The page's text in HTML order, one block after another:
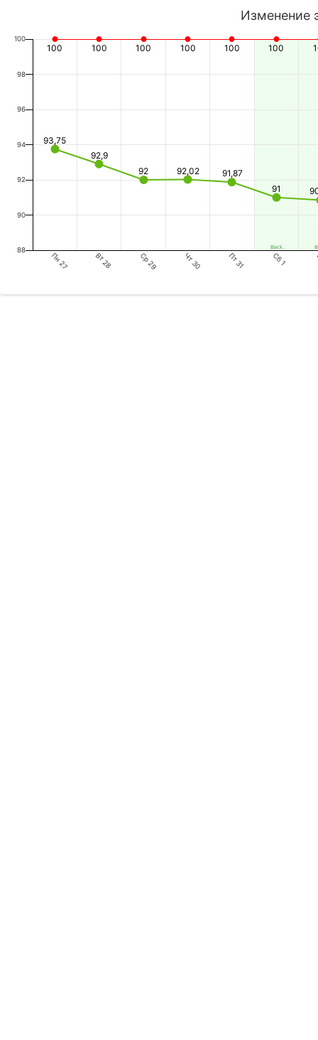
вых.
Изменение
93,75
92,9
92
92,02
91,87
91
100 100 100 100 100 100
Пн 27 Вт 28 Ср 29 Чт 30 Пт 31 Сб 1
88
90
92
94
96
98
100